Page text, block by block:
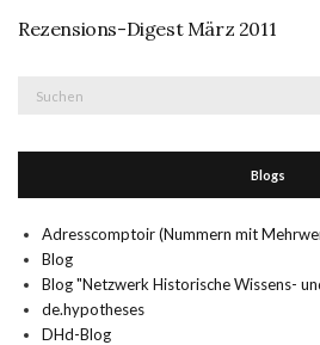
Rezensions-Digest März 2011
Blogs
Adresscomptoir (Nummern mit
Blog
Blog "Netzwerk Historische Wissens-
de.hypotheses
DHd-Blog